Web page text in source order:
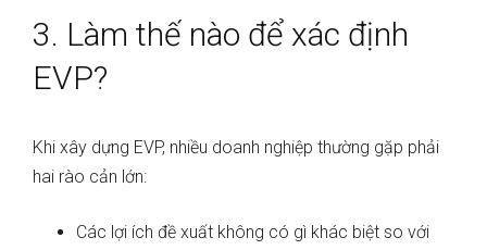
3. Làm thế nào để xác định
EVP?
Khi xây dựng EVP, nhiều doanh nghiệp thường gặp phải
hai rào cản lớn:
Các lợi ích đề xuất không có gì khác biệt so với